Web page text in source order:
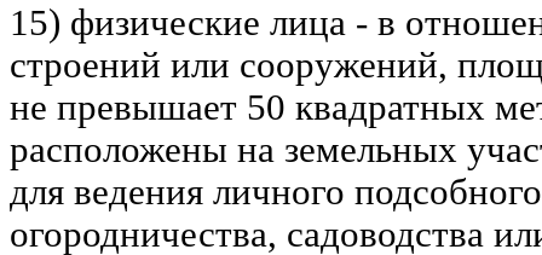
15) физические лица - в
строений или сооружений,
не превышает 50 квадратных
расположены на земельных
для ведения личного
огородничества, садоводства